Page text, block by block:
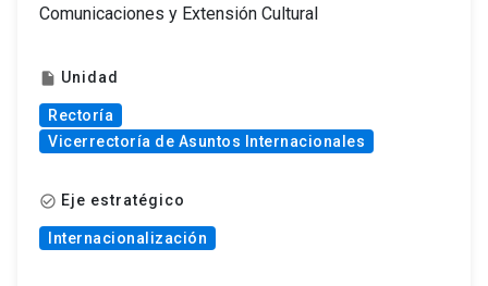
Comunicaciones y Extensión Cultural
insert_drive_file Unidad
Rectoría
Vicerrectoría de Asuntos Internacionales
check_circle_outline Eje estratégico
Internacionalización